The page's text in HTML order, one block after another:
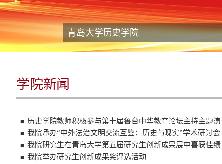
青岛大学历史学院
学院新闻
■ 历史学院教师积极参与第十届鲁台中华教育论坛主持主题
■ 我院承办“中外法治文明交流互鉴：历史与现实”学术研讨会
■ 我院研究生在青岛大学第五届研究生创新成果展中喜获佳绩
■ 我院举办研究生创新成果奖评选活动